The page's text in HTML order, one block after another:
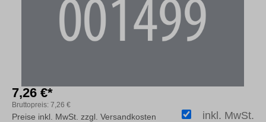
7,26 €*
Bruttopreis: 7,26 €
inkl. MwSt.
Preise inkl. MwSt. zzgl. Versandkosten